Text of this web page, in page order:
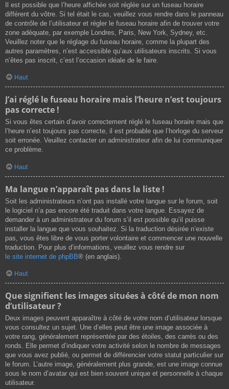
Il est possible que l’heure affichée soit réglée sur un fuseau horaire
différent du vôtre. Si tel était le cas, veuillez vous rendre dans le panneau
de contrôle de l’utilisateur et régler le fuseau horaire afin de trouver votre
zone adéquate, par exemple Londres, Paris, New York, Sydney, etc.
Veuillez noter que le réglage du fuseau horaire, comme la plupart des
autres paramètres, n’est accessible qu’aux utilisateurs inscrits. Si vous
n’êtes pas inscrit, c’est l’occasion idéale de le faire.
Haut
J’ai réglé le fuseau horaire mais l’heure n’est toujours
pas correcte !
Si vous êtes certain d’avoir correctement réglé le fuseau horaire mais que
l’heure n’est toujours pas correcte, il est probable que l’horloge du serveur
soit erronée. Veuillez contacter un administrateur afin de lui communiquer
ce problème.
Haut
Ma langue n’apparaît pas dans la liste !
Soit les administrateurs n’ont pas installé votre langue sur le forum, soit
le logiciel n’a pas encore été traduit dans votre langue. Essayez de
demander à un administrateur du forum s’il est possible qu’il puisse
installer la langue que vous souhaitez. Si la traduction désirée n’existe
pas, vous êtes libre de vous porter volontaire et commencer une nouvelle
traduction. Pour plus d’informations, veuillez vous rendre sur
le site internet de phpBB® (en anglais).
Haut
Que signifient les images situées à côté de mon nom
d’utilisateur ?
Deux images peuvent apparaître à côté de votre nom d’utilisateur lorsque
vous consultez un sujet. Une d’elles peut être une image associée à
votre rang, généralement représentée par des étoiles, des carrés ou des
ronds. Elle permet d’indiquer votre activité selon le nombre de messages
que vous avez publié, ou permet de différencier votre statut particulier sur
le forum. L’autre image, généralement plus grande, est une image connue
sous le nom d’avatar qui est bien souvent unique et personnelle à chaque
utilisateur.